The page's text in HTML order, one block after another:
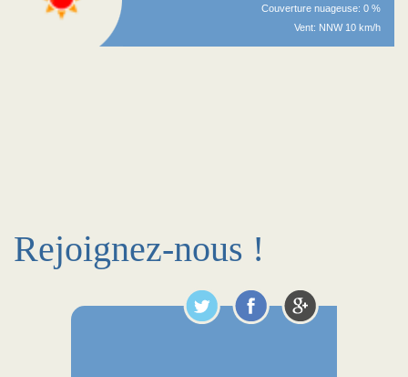
Couverture nuageuse: 0 %
Vent: NNW 10 km/h
Rejoignez-nous !